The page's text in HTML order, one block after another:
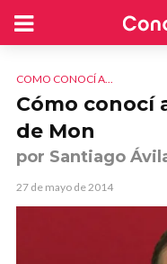
COMO CONOCÍ A...
Cómo conocí
de Mon
por Santiago
27 de mayo de 2014